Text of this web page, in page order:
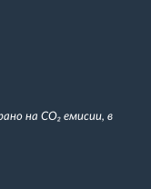
на CO₂ емисии, в